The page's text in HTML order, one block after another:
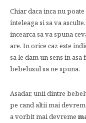
Chiar daca inca nu
inteleaga si sa va
incearca sa va spuna
are. In orice caz este
sa le dam un sens in
bebelusul sa ne spuna.
Asadar, unii dintre
pe cand altii mai
a vorbit mai devreme